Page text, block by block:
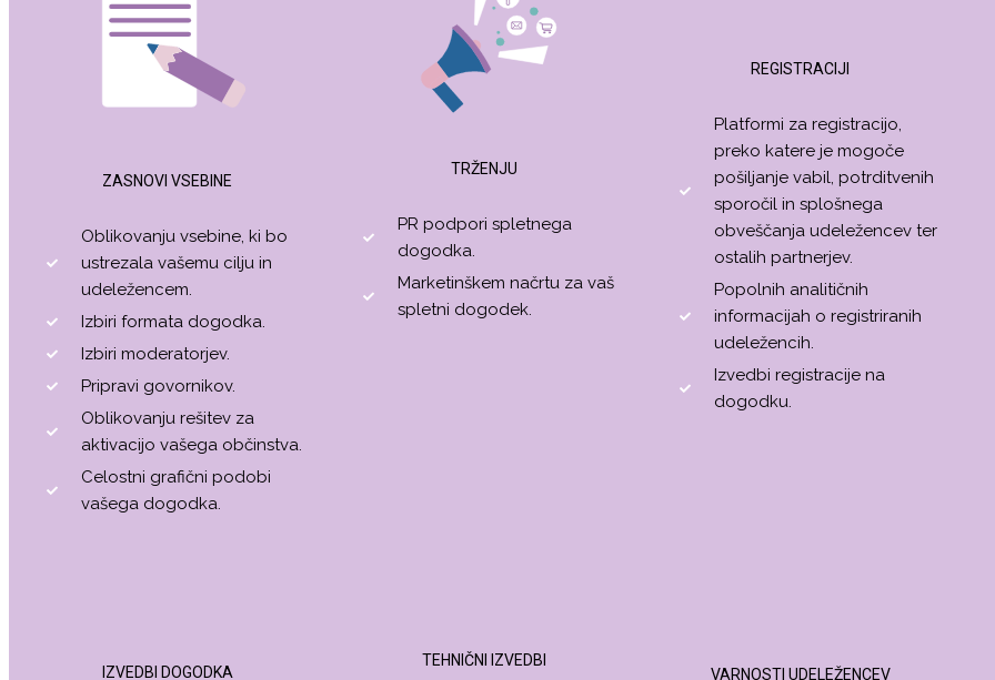
ZASNOVI VSEBINE
Oblikovanju vsebine, ki bo
ustrezala vašemu cilju in
udeležencem.
Izbiri formata dogodka.
Izbiri moderatorjev.
Pripravi govornikov.
Oblikovanju rešitev za
aktivacijo vašega občinstva.
Celostni grafični podobi
vašega dogodka.
TRŽENJU
PR podpori spletnega
dogodka.
Marketinškem načrtu za vaš
spletni dogodek.
REGISTRACIJI
Platformi za registracijo,
preko katere je mogoče
pošiljanje vabil, potrditvenih
sporočil in splošnega
obveščanja udeležencev ter
ostalih partnerjev.
Popolnih analitičnih
informacijah o registriranih
udeležencih.
Izvedbi registracije na
dogodku.
IZVEDBI DOGODKA
TEHNIČNI IZVEDBI
VARNOSTI UDELEŽENCEV